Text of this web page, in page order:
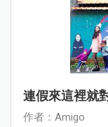
連假來這裡就
作者：Amigo